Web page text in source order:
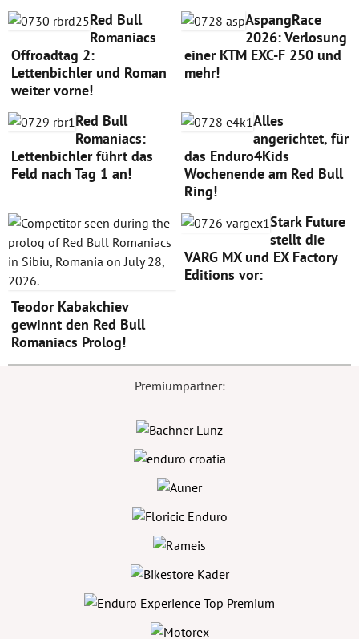
Red Bull
Romaniacs
Offroadtag 2:
Lettenbichler und Roman
weiter vorne!
AspangRace
2026: Verlosung
einer KTM EXC-F 250 und
mehr!
Red Bull
Romaniacs:
Lettenbichler führt das
Feld nach Tag 1 an!
Alles
angerichtet, für
das Enduro4Kids
Wochenende am Red Bull
Ring!
Teodor Kabakchiev
gewinnt den Red Bull
Romaniacs Prolog!
Stark Future
stellt die
VARG MX und EX Factory
Editions vor:
Premiumpartner: